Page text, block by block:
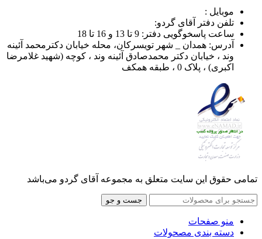
موبایل :
تلفن دفتر آقای گردو:
ساعت پاسخوگویی دفتر: 9 تا 13 و 16 تا 18
آدرس: همدان _ شهر تویسرکان، محله خیابان دکترمحمد آئینه
وند ، خیابان دکتر محمدصادق آئینه وند ، کوچه (شهید غلامرضا
اکبری) ، پلاک 0 ، طبقه همکف
تمامی حقوق این سایت متعلق به مجموعه آقای گردو می‌باشد
جست و جو
منو صفحات
دسته بندی مصحولات